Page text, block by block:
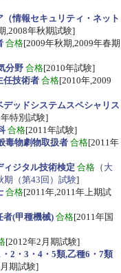
情報セキュリティ・ネット
,2008年秋期試験]
合格[2009年秋期,2009年春期
分野合格[2010年試験]
任技術者 合格[2010年,2009
デッドシステムスペシャリス
特別試験]
合格[2011年試験]
毒物劇物取扱者 合格[2011年
ジタル技術検定 合格 （ 大
期（第43回）試験]
合格[2011年,2011年上期試
者(甲種機械)合格[2011年国
[2012年2月期試験]
2・3・4・5類,乙種6・7類
期試験]